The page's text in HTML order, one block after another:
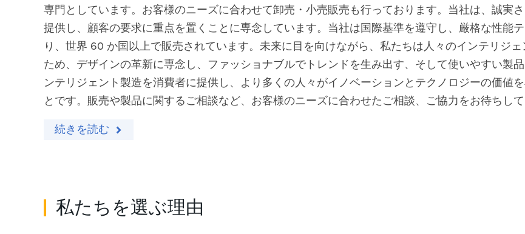
専門としています。お客様のニーズに合わせて卸売・小売販売も行っております。当社は、誠実
提供し、顧客の要求に重点を置くことに専念しています。当社は国際基準を遵守し、厳格な性能
り、世界 60 か国以上で販売されています。未来に目を向けながら、私たちは人々のインテリジ
ため、デザインの革新に専念し、ファッショナブルでトレンドを生み出す、そして使いやすい製
ンテリジェント製造を消費者に提供し、より多くの人々がイノベーションとテクノロジーの価値
とです。販売や製品に関するご相談など、お客様のニーズに合わせたご相談、ご協力をお待ちして
続きを読む
私たちを選ぶ理由